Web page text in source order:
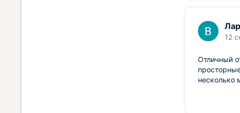
12
Отличный
несколько